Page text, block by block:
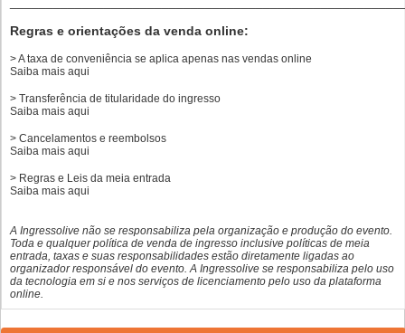
Regras e orientações da venda online:
> A taxa de conveniência se aplica apenas nas vendas online
Saiba mais aqui
> Transferência de titularidade do ingresso
Saiba mais aqui
> Cancelamentos e reembolsos
Saiba mais aqui
> Regras e Leis da meia entrada
Saiba mais aqui
A Ingressolive não se responsabiliza pela organização e produção do evento.
Toda e qualquer política de venda de ingresso inclusive políticas de meia
entrada, taxas e suas responsabilidades estão diretamente ligadas ao
organizador responsável do evento. A Ingressolive se responsabiliza pelo uso
da tecnologia em si e nos serviços de licenciamento pelo uso da plataforma
online.